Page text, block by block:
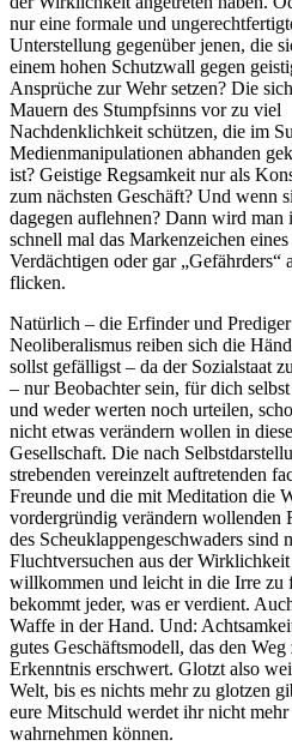
nur eine formale und
Unterstellung gegenüber jenen, die
einem hohen Schutzwall gegen
Ansprüche zur Wehr setzen? Die
Mauern des Stumpfsinns vor zu viel
Nachdenklichkeit schützen, die im
Medienmanipulationen abhanden
ist? Geistige Regsamkeit nur als
zum nächsten Geschäft? Und wenn
dagegen auflehnen? Dann wird man
schnell mal das Markenzeichen eines
Verdächtigen oder gar „Gefährders“
flicken.
Natürlich – die Erfinder und Prediger
Neoliberalismus reiben sich die
sollst gefälligst – da der Sozialstaat
– nur Beobachter sein, für dich selbst
und weder werten noch urteilen,
nicht etwas verändern wollen in
Gesellschaft. Die nach
strebenden vereinzelt auftretenden
Freunde und die mit Meditation die
vordergründig verändern wollenden
des Scheuklappengeschwaders sind
Fluchtversuchen aus der
willkommen und leicht in die Irre zu
bekommt jeder, was er verdient.
Waffe in der Hand. Und:
gutes Geschäftsmodell, das den Weg
Erkenntnis erschwert. Glotzt also
Welt, bis es nichts mehr zu glotzen
eure Mitschuld werdet ihr nicht mehr
wahrnehmen können.